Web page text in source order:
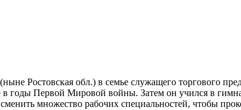
Ростовская обл.) в семье служащего торгового
годы Первой Мировой войны. Затем он учился в
множество рабочих специальностей, чтобы